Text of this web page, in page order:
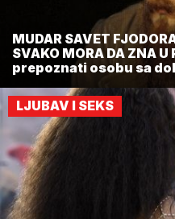
MUDAR SAVET
SVAKO MORA DA ZNA
prepoznati osobu sa
LJUBAV I SEKS